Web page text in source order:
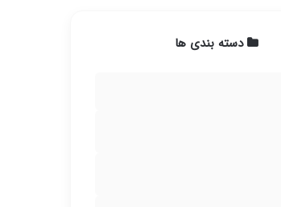
دسته بندی ها